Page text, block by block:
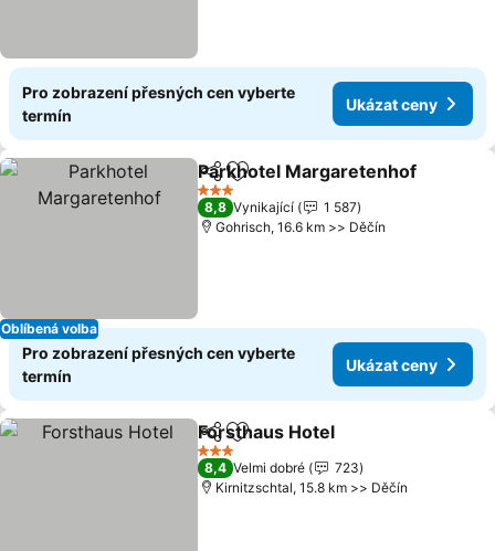
Pro zobrazení přesných cen vyberte
termín
Ukázat ceny
Oblíbená volba
SdíletPřidat na seznam oblíbených
Parkhotel Margaretenhof
3 Počet hvězdiček
8,8 Vynikající
1 587
Gohrisch, 16.6 km >> Děčín
Pro zobrazení přesných cen vyberte
termín
Ukázat ceny
SdíletPřidat na seznam oblíbených
Forsthaus Hotel
3 Počet hvězdiček
8,4 Velmi dobré
723
Kirnitzschtal, 15.8 km >> Děčín